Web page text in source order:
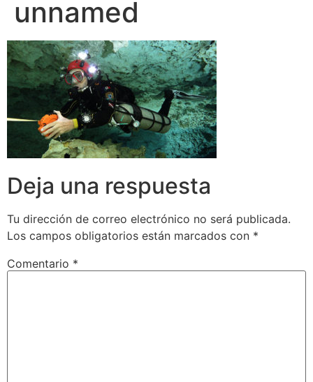
unnamed
Deja una respuesta
Tu dirección de correo electrónico no será publicada.
Los campos obligatorios están marcados con *
Comentario *